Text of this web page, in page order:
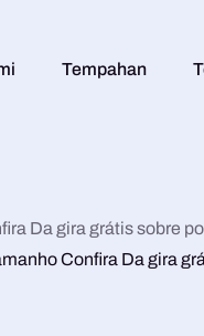
Tempahan
Da gira grátis sobre
Confira Da gira